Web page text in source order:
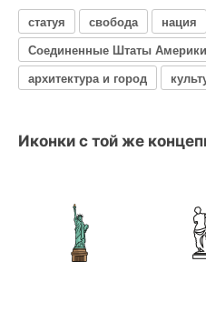
статуя свобода нация
Соединенные Штаты Америки
архитектура и город
Иконки с той же